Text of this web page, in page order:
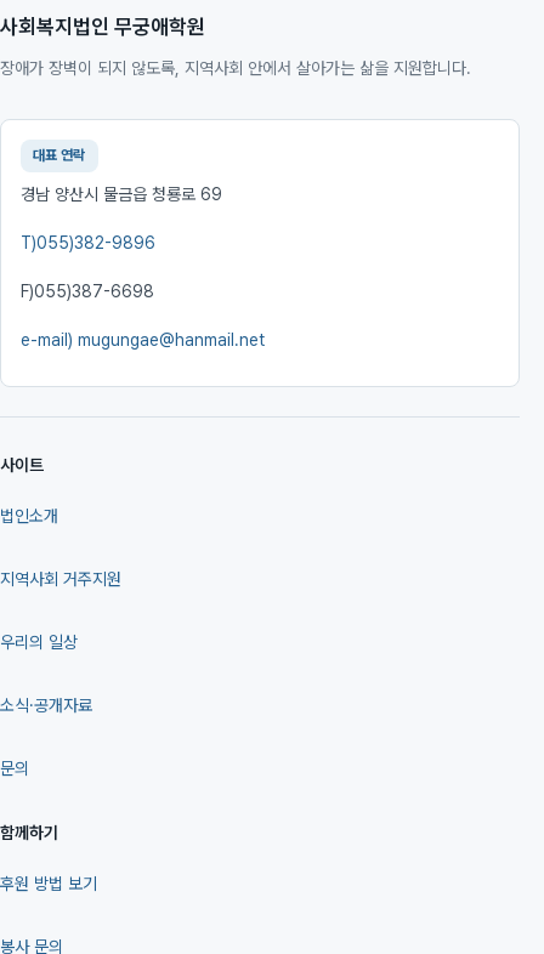
사회복지법인 무궁애학원
장애가 장벽이 되지 않도록, 지역사회 안에서 살아가는 삶을 지원합니다.
대표 연락
경남 양산시 물금읍 청룡로 69
T)055)382-9896
F)055)387-6698
e-mail) mugungae@hanmail.net
사이트
법인소개
지역사회 거주지원
우리의 일상
소식·공개자료
문의
함께하기
후원 방법 보기
봉사 문의